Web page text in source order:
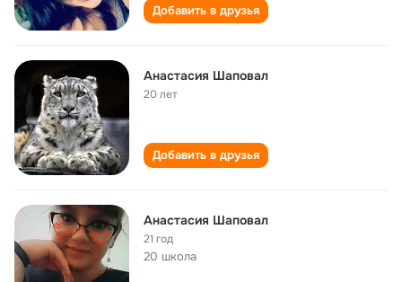
Добавить в друзья
Анастасия Шаповал
20 лет
Добавить в друзья
Анастасия Шаповал
21 год
20 школа